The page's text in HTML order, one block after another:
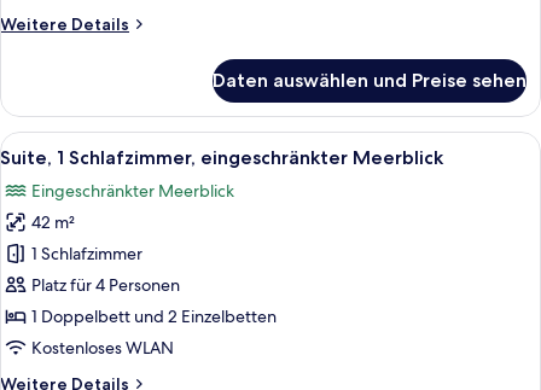
Weitere Details
Weitere
Meerblick
(Sliding
Door)
Daten auswählen und Preise sehen
Alle
Fotos
für
Suite,
Schlafzimmer,
eingeschränkter
Meerblick
Suite, 1 Schlafzimmer,
9
Suite, 1 Schlafzimmer, eingeschränkter Meerblick
Eingeschränkter Meerblick
42 m²
1 Schlafzimmer
Platz für 4 Personen
1 Doppelbett und 2 Einzelbetten
Kostenloses WLAN
Weitere Details
Weitere